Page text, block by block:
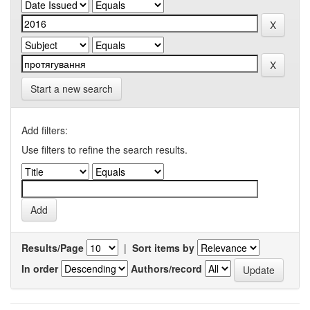
Start a new search
Add filters:
Use filters to refine the search results.
Results/Page | Sort items by
In order
Authors/record